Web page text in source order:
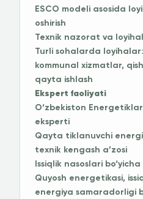
ESCO modeli asosida
oshirish
Texnik nazorat va
Turli sohalarda
kommunal xizmatlar,
qayta ishlash
Ekspert faoliyati
O‘zbekiston
eksperti
Qayta tiklanuvchi
texnik kengash a’zosi
Issiqlik nasoslari
Quyosh energetikasi,
energiya samaradorligi